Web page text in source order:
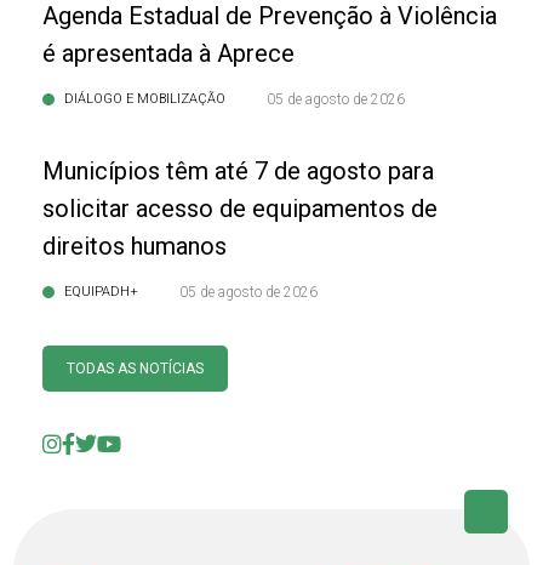
Agenda Estadual de Prevenção à Violência
é apresentada à Aprece
DIÁLOGO E MOBILIZAÇÃO 05 de agosto de 2026
Municípios têm até 7 de agosto para
solicitar acesso de equipamentos de
direitos humanos
EQUIPADH+ 05 de agosto de 2026
TODAS AS NOTÍCIAS